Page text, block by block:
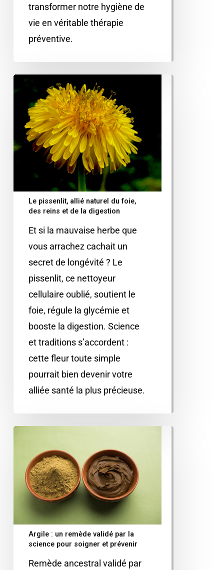
transformer notre hygiène de
vie en véritable thérapie
préventive.
Le pissenlit, allié naturel du foie,
des reins et de la digestion
Et si la mauvaise herbe que
vous arrachez cachait un
secret de longévité ? Le
pissenlit, ce nettoyeur
cellulaire oublié, soutient le
foie, régule la glycémie et
booste la digestion. Science
et traditions s’accordent :
cette fleur toute simple
pourrait bien devenir votre
alliée santé la plus précieuse.
Argile : un remède validé par la
science pour soigner et prévenir
Remède ancestral validé par